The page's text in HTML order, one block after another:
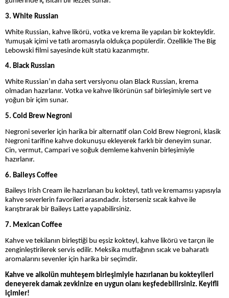
3. White Russian
White Russian, kahve likörü, votka ve krema ile yapılan bir kokteyldir.
Yumuşak içimi ve tatlı aromasıyla oldukça popülerdir. Özellikle The Big
Lebowski filmi sayesinde kült statü kazanmıştır.
4. Black Russian
White Russian’ın daha sert versiyonu olan Black Russian, krema
olmadan hazırlanır. Votka ve kahve likörünün saf birleşimiyle sert ve
yoğun bir içim sunar.
5. Cold Brew Negroni
Negroni severler için harika bir alternatif olan Cold Brew Negroni, klasik
Negroni tarifine kahve dokunuşu ekleyerek farklı bir deneyim sunar.
Cin, vermut, Campari ve soğuk demleme kahvenin birleşimiyle
hazırlanır.
6. Baileys Coffee
Baileys Irish Cream ile hazırlanan bu kokteyl, tatlı ve kremamsı yapısıyla
kahve severlerin favorileri arasındadır. İsterseniz sıcak kahve ile
karıştırarak bir Baileys Latte yapabilirsiniz.
7. Mexican Coffee
Kahve ve tekilanın birleştiği bu eşsiz kokteyl, kahve likörü ve tarçın ile
zenginleştirilerek servis edilir. Meksika mutfağının sıcak ve baharatlı
aromalarını sevenler için harika bir seçimdir.
Kahve ve alkolün muhteşem birleşimiyle hazırlanan bu kokteylleri
deneyerek damak zevkinize en uygun olanı keşfedebilirsiniz. Keyifli
içimler!